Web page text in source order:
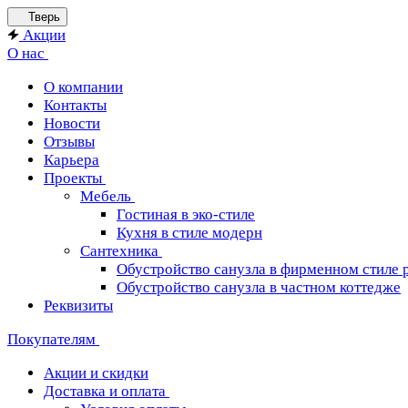
Тверь
Акции
О нас
О компании
Контакты
Новости
Отзывы
Карьера
Проекты
Мебель
Гостиная в эко-стиле
Кухня в стиле модерн
Сантехника
Обустройство санузла в фирменном стиле
Обустройство санузла в частном коттедже
Реквизиты
Покупателям
Акции и скидки
Доставка и оплата